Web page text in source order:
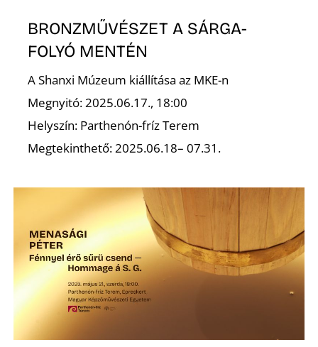
BRONZMŰVÉSZET A SÁRGA-
FOLYÓ MENTÉN
A Shanxi Múzeum kiállítása az MKE-n
Megnyitó: 2025.06.17., 18:00
Helyszín: Parthenón-fríz Terem
Megtekinthető: 2025.06.18– 07.31.